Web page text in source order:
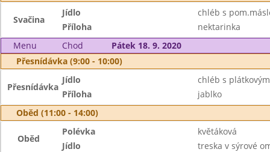
Svačina
Jídlo
chléb s
Příloha
nektarinka
Menu
Chod
Pátek 18. 9. 2020
Přesnídávka (9:00 - 10:00)
Přesnídávka
Jídlo
chléb s
Příloha
jablko
Oběd (11:00 - 14:00)
Oběd
Polévka
květáková
Jídlo
treska v sýrové